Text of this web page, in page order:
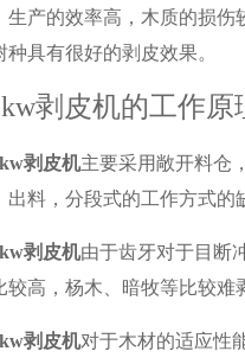
生产的效率高，木质的损
种具有很好的剥皮效果。
剥皮机的工作原
剥皮机主要采用敞开料仓
出料，分段式的工作方式的
剥皮机由于齿牙对于目断
较高，杨木、暗牧等比较难
剥皮机对于木材的适应性